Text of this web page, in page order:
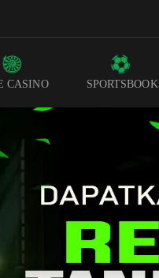
CASINO SPORTSBOOK